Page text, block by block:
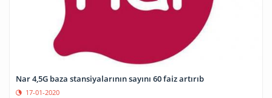
Nar 4,5G baza stansiyalarının sayını 60 faiz artırıb
17-01-2020